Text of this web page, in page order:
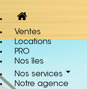
Ventes
Locations
PRO
Nos îles
Nos services
Notre agence